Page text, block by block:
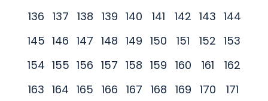
136 137 138 139 140 141 142 143 144
145 146 147 148 149 150 151 152 153
154 155 156 157 158 159 160 161
162
163 164 165 166 167 168 169 170 171